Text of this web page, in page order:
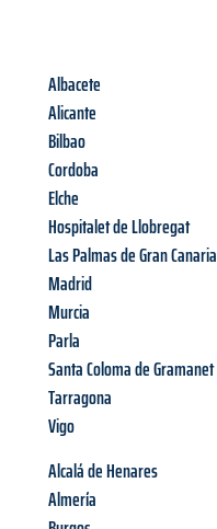
Albacete
Alicante
Bilbao
Cordoba
Elche
Hospitalet de Llobregat
Las Palmas de Gran Canaria
Madrid
Murcia
Parla
Santa Coloma de Gramanet
Tarragona
Vigo
Alcalá de Henares
Almería